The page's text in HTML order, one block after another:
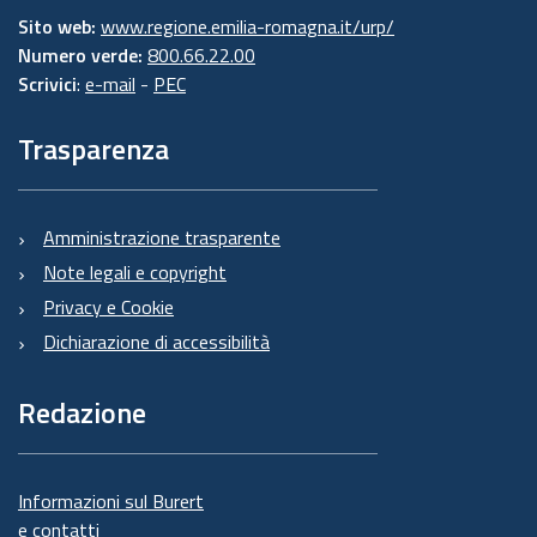
Sito web: www.regione.emilia-romagna.it/urp/
Numero verde: 800.66.22.00
Scrivici: e-mail - PEC
Trasparenza
Amministrazione trasparente
Note legali e copyright
Privacy e Cookie
Dichiarazione di accessibilità
Redazione
Informazioni sul Burert
e contatti